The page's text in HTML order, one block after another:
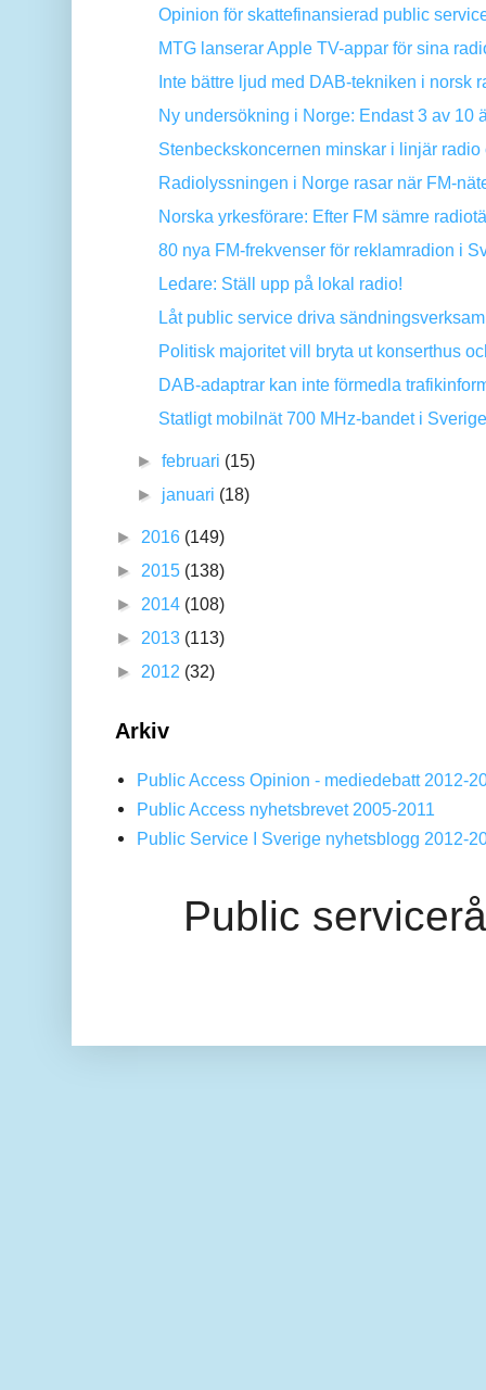
Opinion för skattefinansierad public
MTG lanserar Apple TV-appar för sina
Inte bättre ljud med DAB-tekniken i norsk
Ny undersökning i Norge: Endast 3 av 10
Stenbeckskoncernen minskar i linjär radio
Radiolyssningen i Norge rasar när FM-
Norska yrkesförare: Efter FM sämre
80 nya FM-frekvenser för reklamradion i
Ledare: Ställ upp på lokal radio!
Låt public service driva
Politisk majoritet vill bryta ut konserthus
DAB-adaptrar kan inte förmedla
Statligt mobilnät 700 MHz-bandet i
►februari (15)
► januari (18)
► 2016 (149)
► 2015 (138)
► 2014 (108)
► 2013 (113)
► 2012 (32)
Arkiv
Public Access Opinion - mediedebatt 2012-
Public Access nyhetsbrevet 2005-2011
Public Service I Sverige nyhetsblogg 2012-
Public